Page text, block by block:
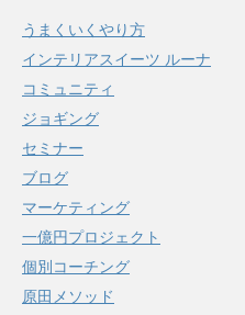
うまくいくやり方
インテリアスイーツ ルーナ
コミュニティ
ジョギング
セミナー
ブログ
マーケティング
一億円プロジェクト
個別コーチング
原田メソッド